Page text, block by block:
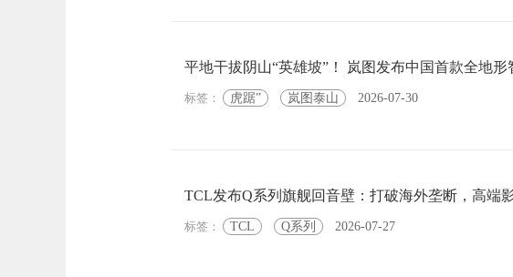
平地干拔阴山“英雄坡”！ 岚图发布中国首款全地形
标签： 虎踞” 岚图泰山 2026-07-30
TCL发布Q系列旗舰回音壁：打破海外垄断，高端
标签： TCL Q系列 2026-07-27